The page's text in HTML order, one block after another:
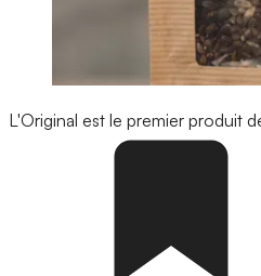
L'Original est le premier produit